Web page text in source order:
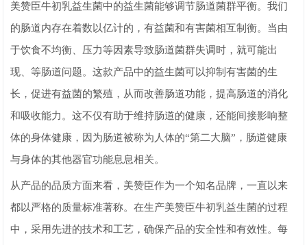
美赞臣牛初乳益生菌中的益生菌能够调节肠道菌群平衡。我们
的肠道内存在着数以亿计的，有益菌和有害菌相互制衡。当由
于饮食不均衡、压力等因素导致肠道菌群失调时，就可能出
现、等肠道问题。这款产品中的益生菌可以抑制有害菌的生
长，促进有益菌的繁殖，从而改善肠道功能，提高肠道的消化
和吸收能力。这不仅有助于维持肠道的健康，还能间接影响整
体的身体健康，因为肠道被称为人体的“第二大脑”，肠道健康
与身体的其他器官功能息息相关。
从产品的品质方面来看，美赞臣作为一个知名品牌，一直以来
都以严格的质量标准著称。在生产美赞臣牛初乳益生菌的过程
中，采用先进的技术和工艺，确保产品的安全性和有效性。每